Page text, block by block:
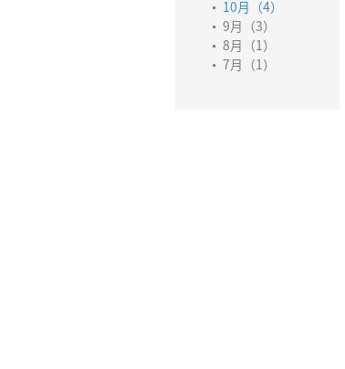
10月（4）
9月（3）
8月（1）
7月（1）